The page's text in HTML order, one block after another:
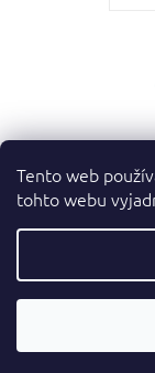
Tento web
tohto webu
Copyright